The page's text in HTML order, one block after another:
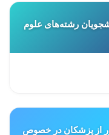
رشته‌های علوم
از پزشکان در خصوص